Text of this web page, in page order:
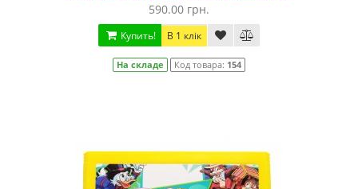
590.00 грн.
Купить! В 1 клік
На складе Код товара: 154